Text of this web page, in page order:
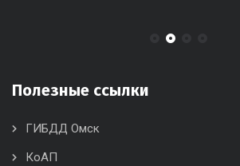
Полезные ссылки
ГИБДД Омск
КоАП